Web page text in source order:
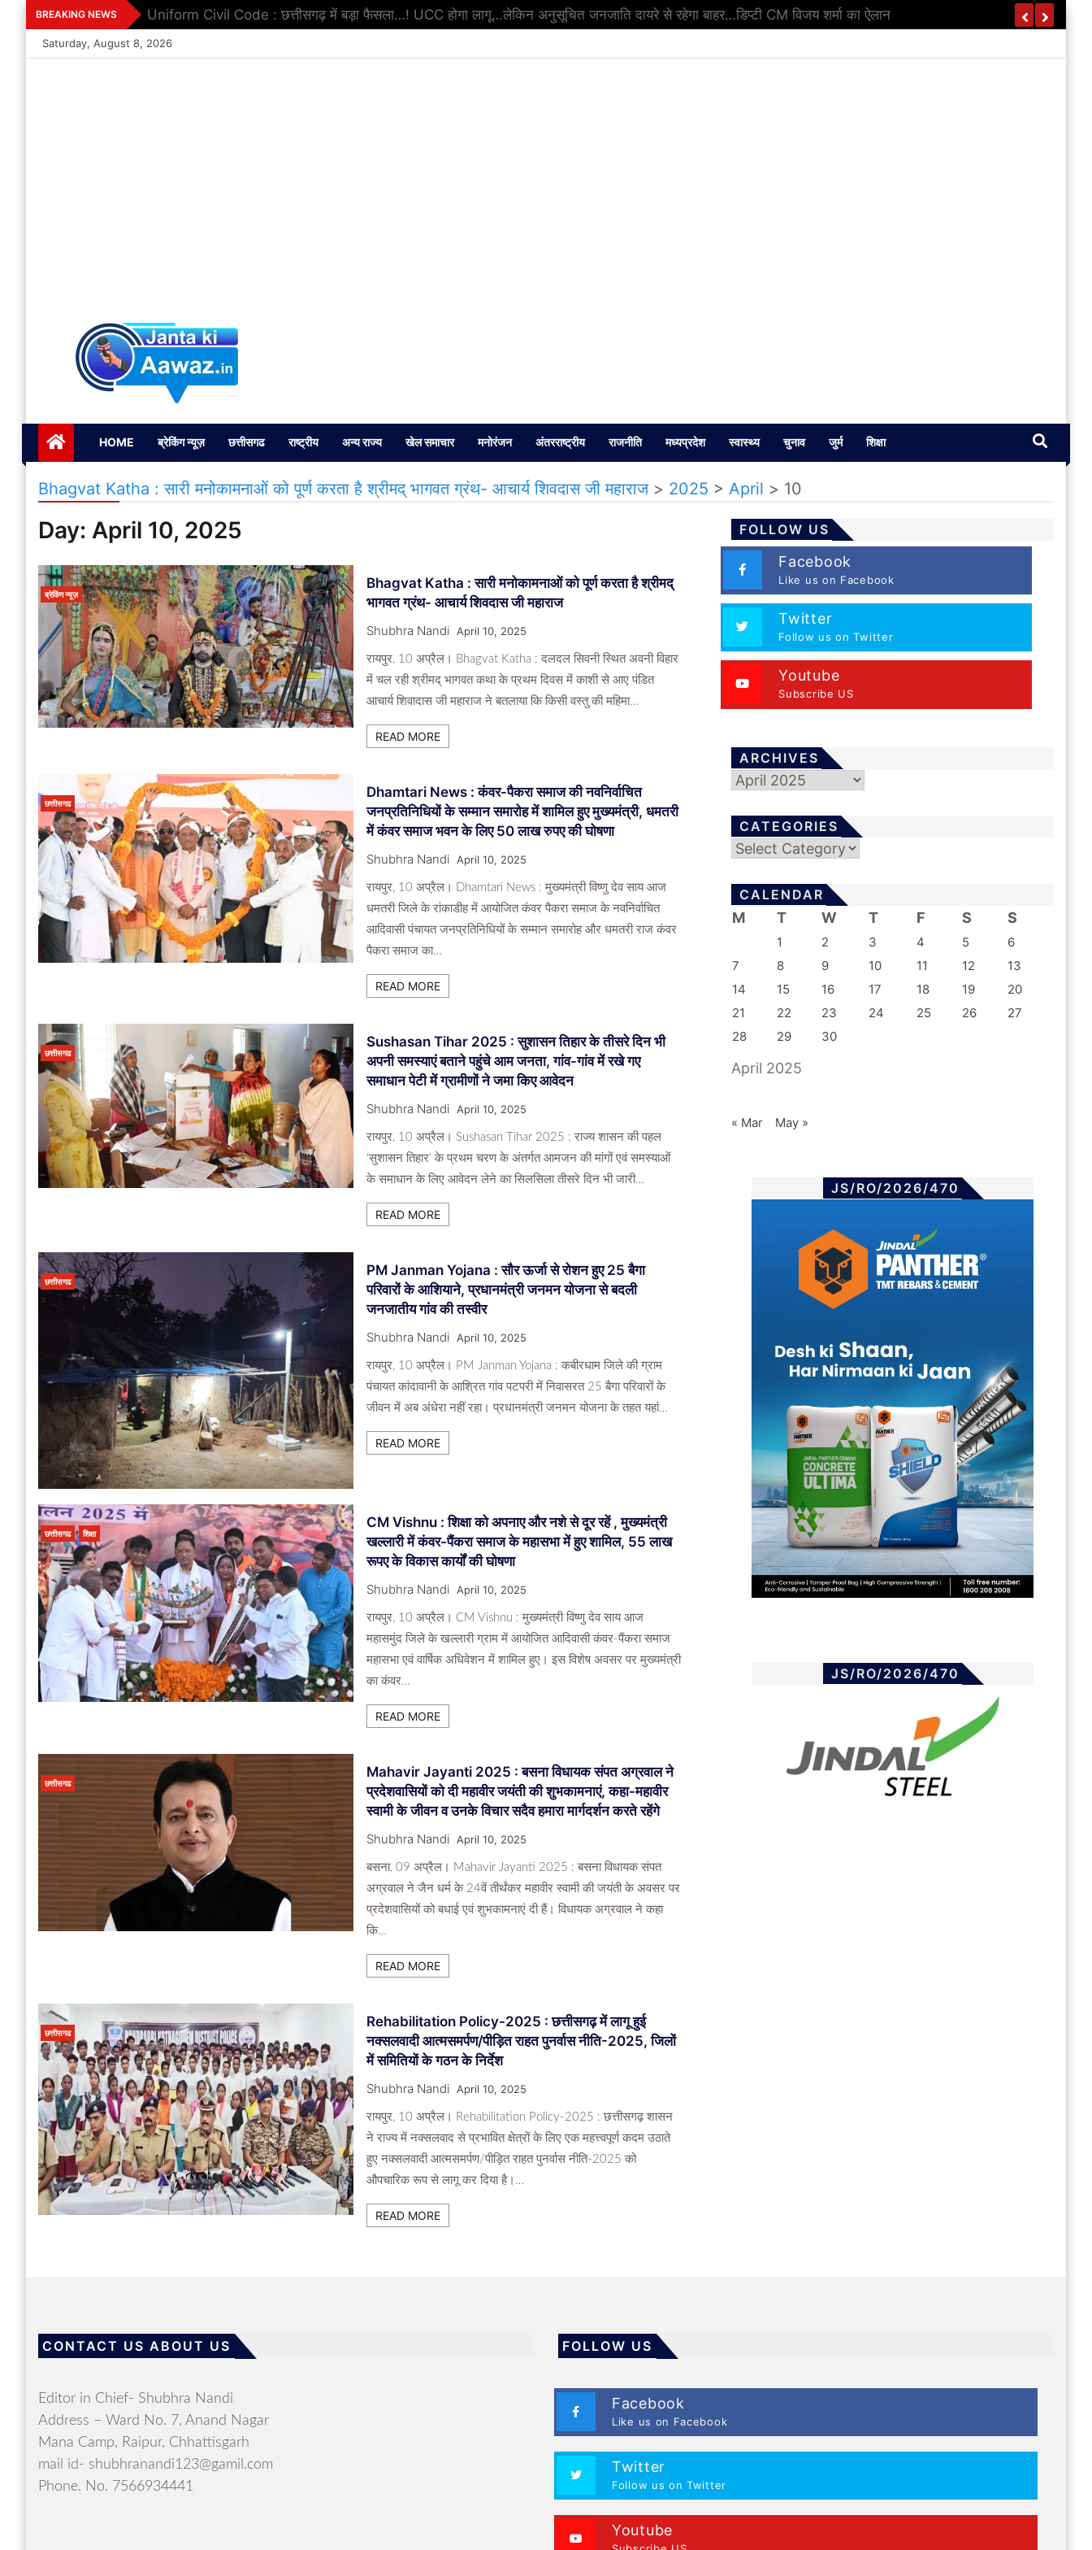
Skip
to
content
BREAKING NEWS Uniform Civil Code : छत्तीसगढ़ में बड़ा फैसला…! UCC होगा लागू…लेकिन अनुसूचित जनजाति दायरे से रहेगा बाहर…डिप्टी CM विजय शर्मा का ऐलान
Saturday, August 8, 2026
Janta ki Aawaz
HOME ब्रेकिंग न्यूज़ छत्तीसगढ राष्ट्रीय अन्य राज्य खेल समाचार मनोरंजन अंतरराष्ट्रीय राजनीति मध्यप्रदेश स्वास्थ्य चुनाव जुर्म शिक्षा
Bhagvat Katha : सारी मनोकामनाओं को पूर्ण करता है श्रीमद् भागवत ग्रंथ- आचार्य शिवदास जी महाराज> 2025 > April > 10
Day: April 10, 2025
ब्रेकिंग न्यूज़
Bhagvat Katha : सारी मनोकामनाओं को पूर्ण करता है श्रीमद्
भागवत ग्रंथ- आचार्य शिवदास जी महाराज
Shubhra Nandi April 10, 2025
रायपुर, 10 अप्रैल। Bhagvat Katha : दलदल सिवनी स्थित अवनी विहार
में चल रही श्रीमद् भागवत कथा के प्रथम दिवस में काशी से आए पंडित
आचार्य शिवादास जी महाराज ने बतलाया कि किसी वस्तु की महिमा…
READ MORE
छत्तीसगढ
Dhamtari News : कंवर-पैकरा समाज की नवनिर्वाचित
जनप्रतिनिधियों के सम्मान समारोह में शामिल हुए मुख्यमंत्री, धमतरी
में कंवर समाज भवन के लिए 50 लाख रुपए की घोषणा
Shubhra Nandi April 10, 2025
रायपुर, 10 अप्रैल। Dhamtari News : मुख्यमंत्री विष्णु देव साय आज
धमतरी जिले के रांकाडीह में आयोजित कंवर पैकरा समाज के नवनिर्वाचित
आदिवासी पंचायत जनप्रतिनिधियों के सम्मान समारोह और धमतरी राज कंवर
पैकरा समाज का…
READ MORE
छत्तीसगढ
Sushasan Tihar 2025 : सुशासन तिहार के तीसरे दिन भी
अपनी समस्याएं बताने पहुंचे आम जनता, गांव-गांव में रखे गए
समाधान पेटी में ग्रामीणों ने जमा किए आवेदन
Shubhra Nandi April 10, 2025
रायपुर, 10 अप्रैल। Sushasan Tihar 2025 : राज्य शासन की पहल
‘सुशासन तिहार’ के प्रथम चरण के अंतर्गत आमजन की मांगों एवं समस्याओं
के समाधान के लिए आवेदन लेने का सिलसिला तीसरे दिन भी जारी…
READ MORE
छत्तीसगढ
PM Janman Yojana : सौर ऊर्जा से रोशन हुए 25 बैगा
परिवारों के आशियाने, प्रधानमंत्री जनमन योजना से बदली
जनजातीय गांव की तस्वीर
Shubhra Nandi April 10, 2025
रायपुर, 10 अप्रैल। PM Janman Yojana : कबीरधाम जिले की ग्राम
पंचायत कांदावानी के आश्रित गांव पटपरी में निवासरत 25 बैगा परिवारों के
जीवन में अब अंधेरा नहीं रहा। प्रधानमंत्री जनमन योजना के तहत यहां…
READ MORE
छत्तीसगढ शिक्षा
CM Vishnu : शिक्षा को अपनाए और नशे से दूर रहें , मुख्यमंत्री
खल्लारी में कंवर-पैंकरा समाज के महासभा में हुए शामिल, 55 लाख
रूपए के विकास कार्यों की घोषणा
Shubhra Nandi April 10, 2025
रायपुर, 10 अप्रैल। CM Vishnu : मुख्यमंत्री विष्णु देव साय आज
महासमुंद जिले के खल्लारी ग्राम में आयोजित आदिवासी कंवर-पैंकरा समाज
महासभा एवं वार्षिक अधिवेशन में शामिल हुए। इस विशेष अवसर पर मुख्यमंत्री
का कंवर…
READ MORE
छत्तीसगढ
Mahavir Jayanti 2025 : बसना विधायक संपत अग्रवाल ने
प्रदेशवासियों को दी महावीर जयंती की शुभकामनाएं, कहा-महावीर
स्वामी के जीवन व उनके विचार सदैव हमारा मार्गदर्शन करते रहेंगे
Shubhra Nandi April 10, 2025
बसना, 09 अप्रैल। Mahavir Jayanti 2025 : बसना विधायक संपत
अग्रवाल ने जैन धर्म के 24वें तीर्थंकर महावीर स्वामी की जयंती के अवसर पर
प्रदेशवासियों को बधाई एवं शुभकामनाएं दी हैं। विधायक अग्रवाल ने कहा
कि…
READ MORE
छत्तीसगढ
Rehabilitation Policy-2025 : छत्तीसगढ़ में लागू हुई
नक्सलवादी आत्मसमर्पण/पीड़ित राहत पुनर्वास नीति-2025, जिलों
में समितियों के गठन के निर्देश
Shubhra Nandi April 10, 2025
रायपुर, 10 अप्रैल। Rehabilitation Policy-2025 : छत्तीसगढ़ शासन
ने राज्य में नक्सलवाद से प्रभावित क्षेत्रों के लिए एक महत्त्वपूर्ण कदम उठाते
हुए नक्सलवादी आत्मसमर्पण/पीड़ित राहत पुनर्वास नीति-2025 को
औपचारिक रूप से लागू कर दिया है।…
READ MORE
FOLLOW US
Facebook
Like us on Facebook
Twitter
Follow us on Twitter
Youtube
Subscribe US
ARCHIVES
Archives
CATEGORIES
Categories
CALENDAR
April 2025
M T W T F S S
1 2 3 4 5
6
7
8 9 10 11 12
13
14
15 16 17 18 19
20
21
22 23 24 25 26
27
28
29 30
« Mar May »
JS/RO/2026/470
JS/RO/2026/470
CONTACT US ABOUT US
Editor in Chief- Shubhra Nandi
Address – Ward No. 7, Anand Nagar
Mana Camp, Raipur, Chhattisgarh
mail id- shubhranandi123@gamil.com
Phone. No. 7566934441
FOLLOW US
Facebook
Like us on Facebook
Twitter
Follow us on Twitter
Youtube